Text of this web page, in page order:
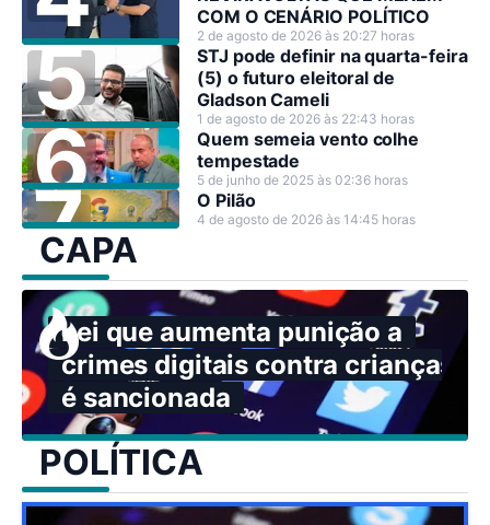
COM O CENÁRIO POLÍTICO
2 de agosto de 2026 às 20:27 horas
STJ pode definir na quarta-feira
(5) o futuro eleitoral de
Gladson Cameli
1 de agosto de 2026 às 22:43 horas
Quem semeia vento colhe
tempestade
5 de junho de 2025 às 02:36 horas
O Pilão
4 de agosto de 2026 às 14:45 horas
CAPA
Lei que aumenta punição a
crimes digitais contra crianças
é sancionada
POLÍTICA